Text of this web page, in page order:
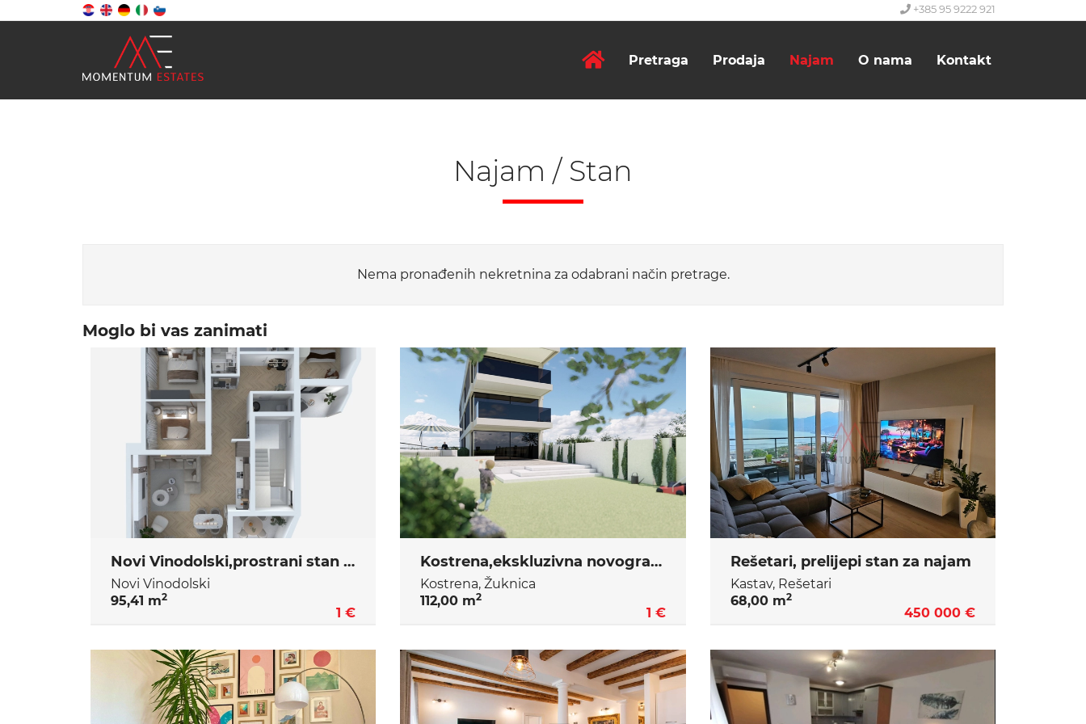
+385 95 9222 921
Pretraga Prodaja Najam O nama Kontakt
Najam / Stan
Nema pronađenih nekretnina za odabrani način pretrage.
Moglo bi vas zanimati
Novi Vinodolski,prostrani stan u novogradnji
Novi Vinodolski
95,41 m2
1 €
Kostrena,ekskluzivna novogradnja
Kostrena, Žuknica
112,00 m2
1 €
Rešetari, prelijepi stan za najam
Kastav, Rešetari
68,00 m2
450 000 €